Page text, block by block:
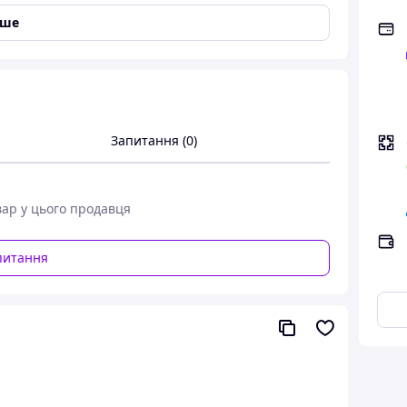
Запитання (0)
у цього продавця